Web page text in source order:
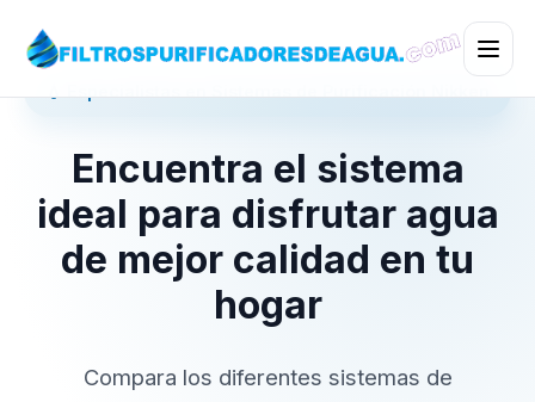
Encuentra el sistema
ideal para disfrutar agua
de mejor calidad en tu
hogar
Compara los diferentes sistemas de